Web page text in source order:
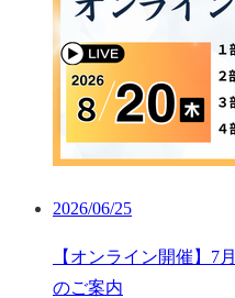
2026/06/25
【オンライン開催】7
のご案内